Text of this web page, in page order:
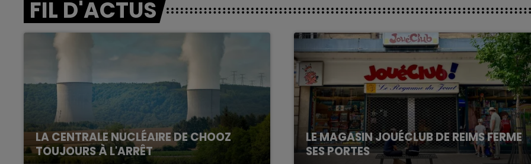
FIL D'ACTUS
LA CENTRALE NUCLÉAIRE DE CHOOZ
TOUJOURS À L'ARRÊT
LE MAGASIN JOUÉCLUB DE REIMS FERME
SES PORTES